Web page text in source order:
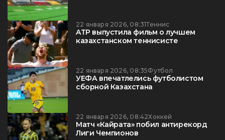
22 января 2026, 08:31Теннис
ATP выпустила фильм о лучшем
казахстанском теннисисте
22 января 2026, 08:35Футбол
УЕФА впечатлелись футболистом
сборной Казахстана
22 января 2026, 08:42Хоккей
Матч «Кайрата» побил антирекорд
Лиги Чемпионов